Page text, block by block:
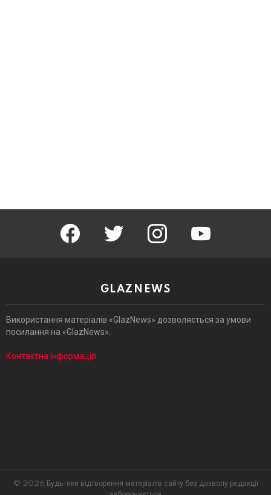
facebook twitter instagram
GLAZNEWS
Використання матеріалів «GlazNews» дозволяється за умови
посилання на «GlazNews».
Контактна інформація
© 2026 Будь-яке відтворення матеріалів сайту без дозволу редакції